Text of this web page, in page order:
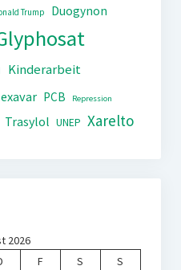
Trump
Duogynon
Kinderarbeit
PCB Repression
Trasylol UNEP Xarelto
2026
F S S